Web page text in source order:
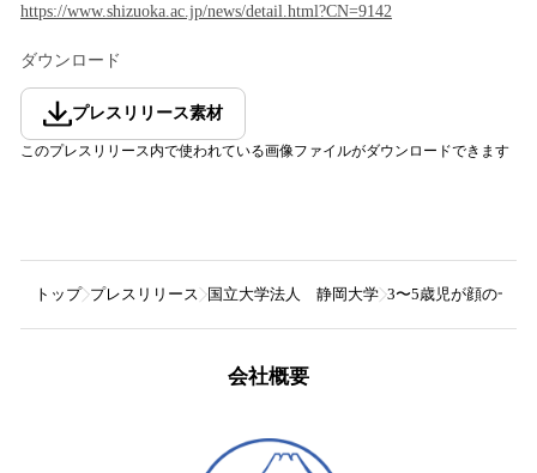
https://www.shizuoka.ac.jp/news/detail.html?CN=9142
ダウンロード
プレスリリース素材
このプレスリリース内で使われている画像ファイルがダウンロードできます
トップ プレスリリース 国立大学法人 静岡大学 3〜5歳児が顔の一部
会社概要